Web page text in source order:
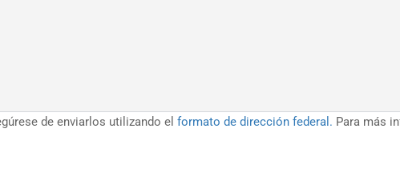
de enviarlos utilizando el formato de dirección federal. Para más